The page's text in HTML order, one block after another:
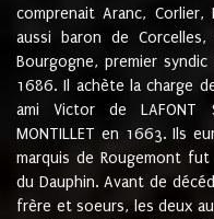
comprenait Aranc,
aussi baron de
Bourgogne, premier
1686. Il achète la charge
ami Victor de LAFONT
MONTILLET en 1663. Ils
marquis de Rougemont
du Dauphin. Avant de
frère et soeurs, les deux